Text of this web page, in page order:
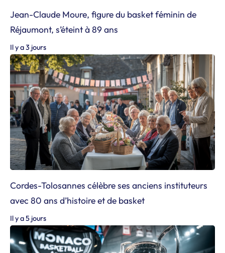
Jean-Claude Moure, figure du basket féminin de
Réjaumont, s’éteint à 89 ans
Il y a 3 jours
Cordes-Tolosannes célèbre ses anciens instituteurs
avec 80 ans d’histoire et de basket
Il y a 5 jours